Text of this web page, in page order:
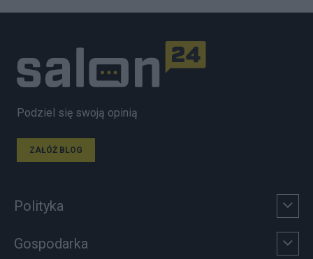
Podziel się swoją opinią
ZAŁÓŻ BLOG
Polityka
Gospodarka